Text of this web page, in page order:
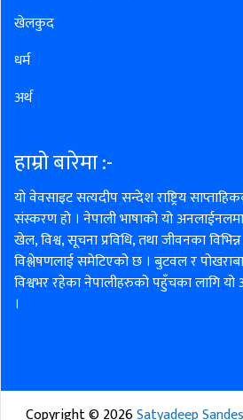
खेलकुद
धर्म
अर्थ
हाम्रो बारेमा :-
यो वेवसाइट सत्यदीप सन्देश राष्ट्रिय
संस्करण हो । नेपाली भाषाको यो अनलाईनलमा
खेल, विश्व, सूचना प्रविधि, तथा जीवनका
विश्लेषणलाई समेटिएको छ । बुटवल र
विश्वभर रहेका नेपालीहरुको पहुँचका लागि
।
Copyright ©2026Satyadeep